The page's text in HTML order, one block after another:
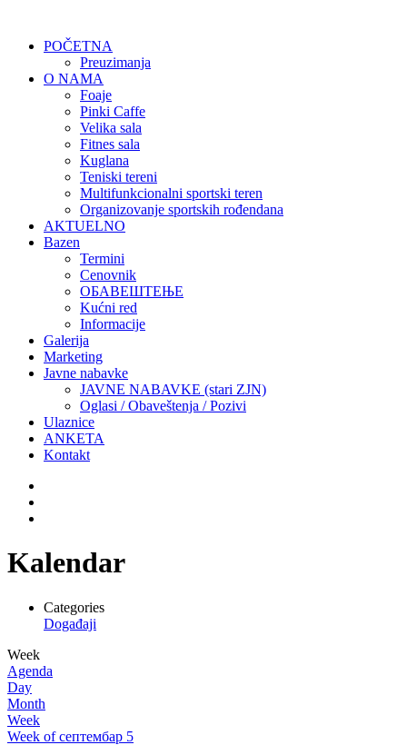
POČETNA
Preuzimanja
O NAMA
Foaje
Pinki Caffe
Velika sala
Fitnes sala
Kuglana
Teniski tereni
Multifunkcionalni sportski teren
Organizovanje sportskih rođendana
AKTUELNO
Bazen
Termini
Cenovnik
ОБАВЕШТЕЊЕ
Kućni red
Informacije
Galerija
Marketing
Javne nabavke
JAVNE NABAVKE (stari ZJN)
Oglasi / Obaveštenja / Pozivi
Ulaznice
ANKETA
Kontakt
Kalendar
Categories
Događaji
Week
Agenda
Day
Month
Week
Week of септембар 5